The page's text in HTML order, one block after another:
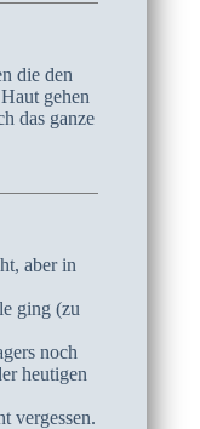
die den
gehen
das ganze
aber in
ging (zu
noch
heutigen
vergessen.